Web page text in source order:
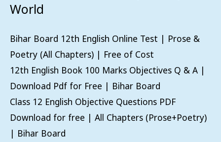
World
Bihar Board 12th English Online Test | Prose &
Poetry (All Chapters) | Free of Cost
12th English Book 100 Marks Objectives Q & A |
Download Pdf for Free | Bihar Board
Class 12 English Objective Questions PDF
Download for free | All Chapters (Prose+Poetry)
| Bihar Board